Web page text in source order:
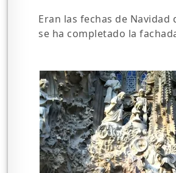
Eran las fechas de Navidad
se ha completado la